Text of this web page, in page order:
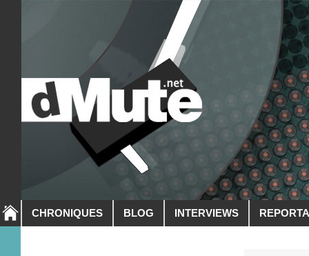
CHRONIQUES BLOG INTERVIEWS